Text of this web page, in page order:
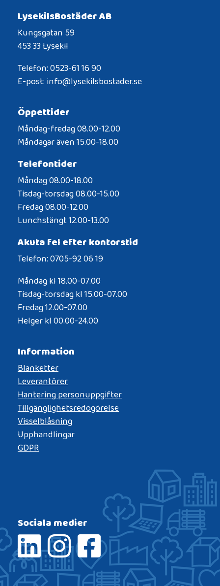
LysekilsBostäder AB
Kungsgatan 59
453 33 Lysekil
Telefon: 0523-61 16 90
E-post: info@lysekilsbostader.se
Öppettider
Måndag-fredag 08.00-12.00
Måndagar även 15.00-18.00
Telefontider
Måndag 08.00-18.00
Tisdag-torsdag 08.00-15.00
Fredag 08.00-12.00
Lunchstängt 12.00-13.00
Akuta fel efter kontorstid
Telefon: 0705-92 06 19
Måndag kl 18.00-07.00
Tisdag-torsdag kl 15.00-07.00
Fredag 12.00-07.00
Helger kl 00.00-24.00
Information
Blanketter
Leverantörer
Hantering personuppgifter
Tillgänglighetsredogörelse
Visselblåsning
Upphandlingar
GDPR
Sociala medier